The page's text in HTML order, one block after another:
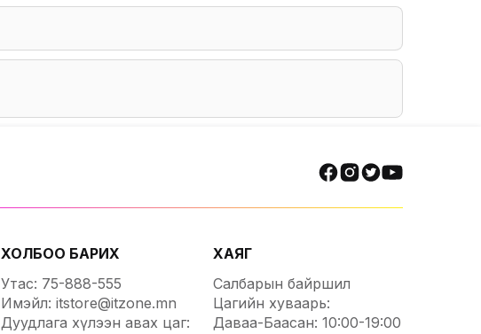
ХОЛБОО БАРИХ
Утас: 75-888-555
Имэйл: itstore@itzone.mn
Дуудлага хүлээн авах цаг:
ХАЯГ
Салбарын байршил
Цагийн хуваарь:
Даваа-Баасан: 10:00-19:00